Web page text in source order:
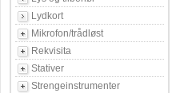
Lydkort
Mikrofon/trådløst
Rekvisita
Stativer
Strengeinstrumenter